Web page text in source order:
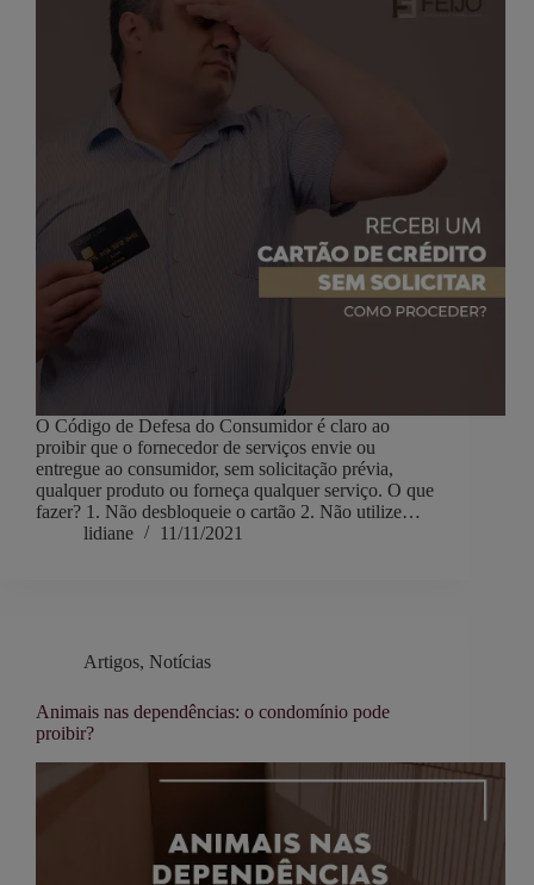
O Código de Defesa do Consumidor é claro ao
proibir que o fornecedor de serviços envie ou
entregue ao consumidor, sem solicitação prévia,
qualquer produto ou forneça qualquer serviço. O que
fazer? 1. Não desbloqueie o cartão 2. Não utilize…
lidiane
11/11/2021
Artigos, Notícias
Animais nas dependências: o condomínio pode
proibir?